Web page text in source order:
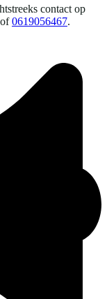
contact op
of 0619056467.